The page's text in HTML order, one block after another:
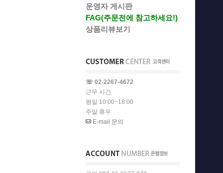
운영자 게시판
FAG(주문전에 참고하세요!)
상품리뷰보기
☏ 02-2267-4672
근무 시간
평일 10:00~18:00
주말 휴무
E-mail 문의